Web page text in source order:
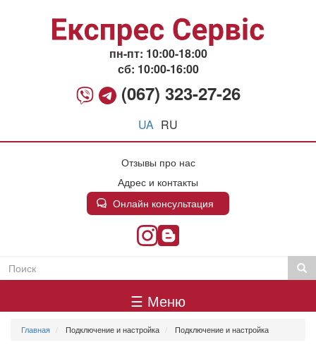
пн-пт: 10:00-18:00
сб: 10:00-16:00
(067) 323-27-26
UA RU
Отзывы про нас
Адрес и контакты
Онлайн консультация
Пошукова
Поиск
меню
☰ Меню
Главная Подключение и настройка Подключение и настройка